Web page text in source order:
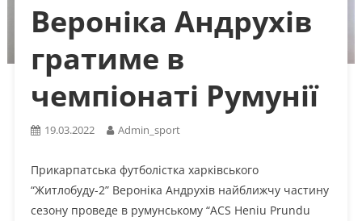
Вероніка Андрухів
гратиме в
чемпіонаті Румунії
19.03.2022 Admin_sport
Прикарпатська футболістка харківського
“Житлобуду-2” Вероніка Андрухів найближчу частину
сезону проведе в румунському “ACS Heniu Prundu